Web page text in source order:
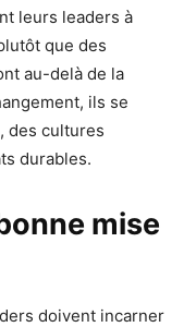
leurs leaders à
que des
au-delà de la
ils se
des cultures
durables.
mise
doivent incarner